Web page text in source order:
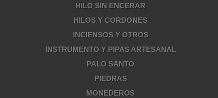
HILO SIN ENCERAR
HILOS Y CORDONES
INCIENSOS Y OTROS
INSTRUMENTO Y PIPAS ARTESANAL
PALO SANTO
PIEDRAS
MONEDEROS